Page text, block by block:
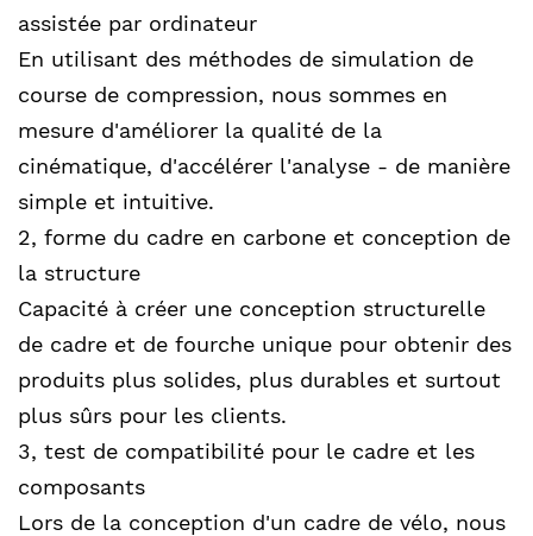
assistée par ordinateur
En utilisant des méthodes de simulation de
course de compression, nous sommes en
mesure d'améliorer la qualité de la
cinématique, d'accélérer l'analyse - de manière
simple et intuitive.
2, forme du cadre en carbone et conception de
la structure
Capacité à créer une conception structurelle
de cadre et de fourche unique pour obtenir des
produits plus solides, plus durables et surtout
plus sûrs pour les clients.
3, test de compatibilité pour le cadre et les
composants
Lors de la conception d'un cadre de vélo, nous